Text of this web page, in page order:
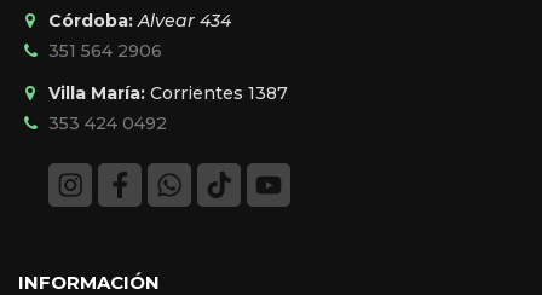
Córdoba: Alvear 434
351 564 2906
Villa María: Corrientes 1387
353 424 0492
INFORMACIÓN